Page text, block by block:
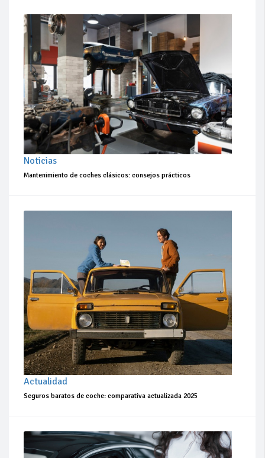
Noticias
Mantenimiento de coches clásicos: consejos prácticos
Actualidad
Seguros baratos de coche: comparativa actualizada 2025